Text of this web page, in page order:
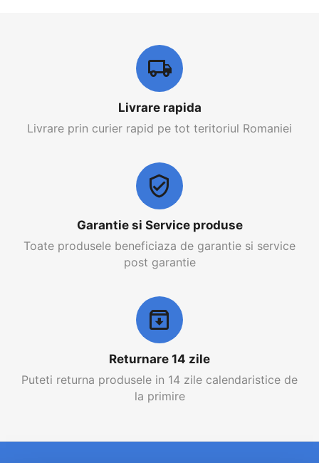
Livrare rapida
Livrare prin curier rapid pe tot teritoriul Romaniei
Garantie si Service produse
Toate produsele beneficiaza de garantie si service
post garantie
Returnare 14 zile
Puteti returna produsele in 14 zile calendaristice de
la primire